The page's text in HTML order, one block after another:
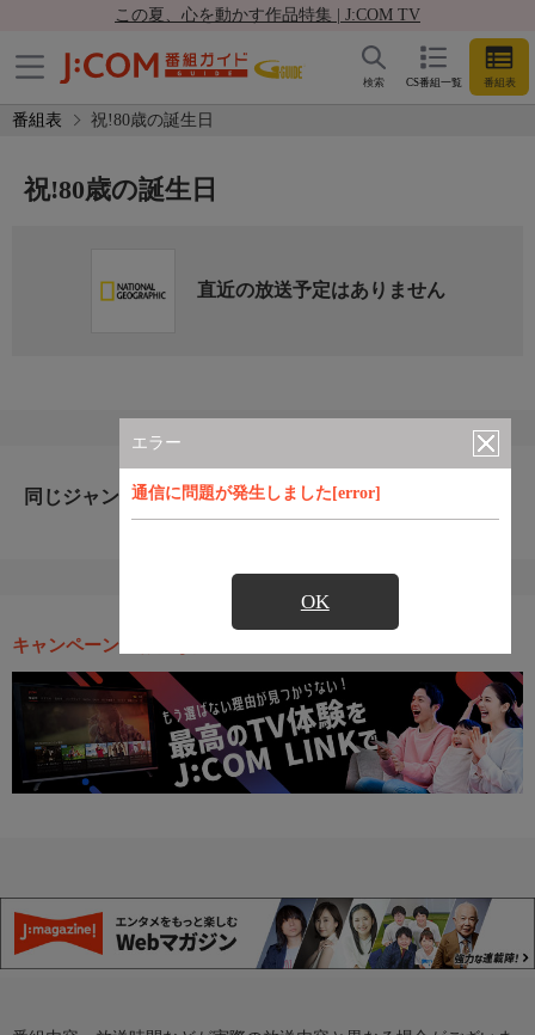
この夏、心を動かす作品特集 | J:COM TV
CS番組一覧 番組表
検索
番組表 祝!80歳の誕生日
エラー
通信に問題が発生しました[error]
OK
祝!80歳の誕生日
直近の放送予定はありません
同じジャンルのおすすめ番組
キャンペーン・お得な情報